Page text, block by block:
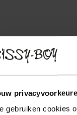
gebruiken cookies